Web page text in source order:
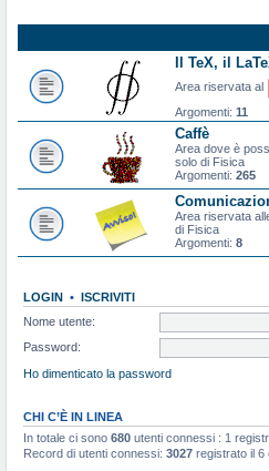
Il TeX, il
Area riservata al
Argomenti: 11
Caffè
Area dove è
solo di Fisica
Argomenti: 265
Area riservata
di Fisica
Argomenti: 8
LOGIN • ISCRIVITI
Nome utente:
Password:
Ho dimenticato la password
CHI C’È IN LINEA
In totale ci sono 680 utenti connessi : 1
Record di utenti connessi: 3027 registrato il 6